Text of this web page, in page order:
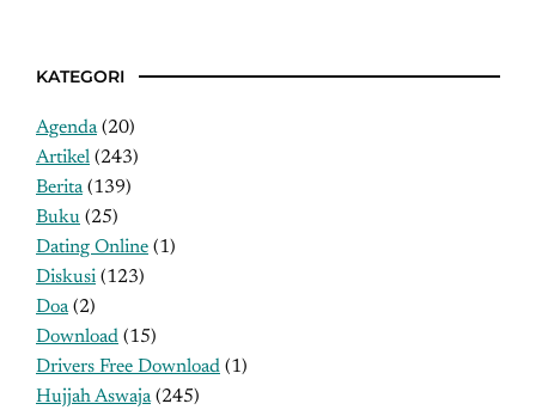
KATEGORI
Agenda(20)
Artikel (243)
Berita(139)
Buku (25)
Dating Online (1)
Diskusi (123)
Doa(2)
Download (15)
Drivers Free Download (1)
Hujjah Aswaja(245)